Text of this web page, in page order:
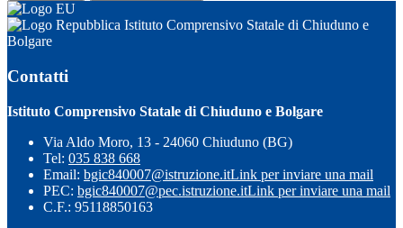
Istituto Comprensivo Statale di Chiuduno e
Bolgare
Contatti
Istituto Comprensivo Statale di Chiuduno e Bolgare
Via Aldo Moro, 13 - 24060 Chiuduno (BG)
Tel: 035 838 668
Email: bgic840007@istruzione.itLink per inviare una mail
PEC: bgic840007@pec.istruzione.itLink per inviare una mail
C.F.: 95118850163